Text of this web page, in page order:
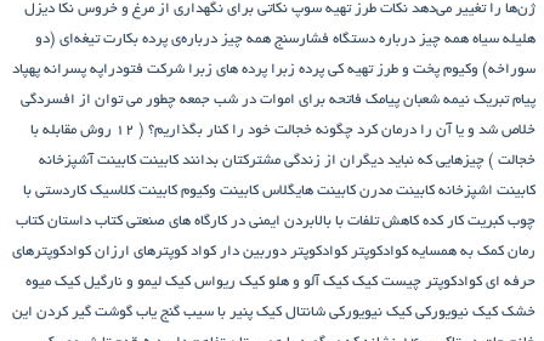
ژن‌ها را تغییر می‌دهد نکات طرز تهیه سوپ نکاتی برای نگهداری از مرغ و خروس نکا دیزل
هلیله سیاه همه چیز درباره دستگاه فشارسنج همه چیز درباره‌ی پرده بکارت تیغه‌ای (دو
سوراخه) وکیوم پخت و طرز تهیه کی پرده زبرا پرده های زبرا شرکت فتودراپه پسرانه پهپاد
پیام تبریک نیمه شعبان پیامک فاتحه برای اموات در شب جمعه چطور می توان از افسردگی
خلاص شد و یا آن را درمان کرد
چگونه خجالت خود را کنار بگذاریم؟ ( 12 روش مقابله با
خجالت ) چیزهایی که نباید دیگران از زندگی مشترکتان بدانند کابینت کابینت آشپزخانه
کابینت اشپزخانه کابینت مدرن کابینت هایگلاس کابینت وکیوم کابینت کلاسیک کاردستی با
چوب کبریت کار کده کاهش تلفات با بالابردن ایمنی در کارگاه های صنعتی کتاب داستان کتاب
رمان کمک به همسایه کوادکوپتر کوادکوپتر دوربین دار کواد کوپترهای ارزان کوادکوپترهای
حرفه ای کوادکوپتر چیست کیک کیک آلو و هلو کیک ریواس کیک لیمو و نارگیل کیک میوه
خشک کیک نیویورکی کیک نیویورکی شانتال کیک پنیر با سیب گنج‌ یاب گوشت گیر کردن این